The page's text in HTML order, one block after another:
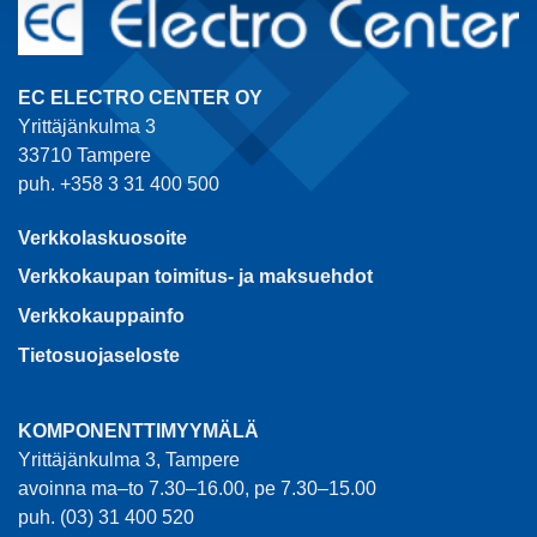
EC ELECTRO CENTER OY
Yrittäjänkulma 3
33710 Tampere
puh. +358 3 31 400 500
Verkkolaskuosoite
Verkkokaupan toimitus- ja maksuehdot
Verkkokauppainfo
Tietosuojaseloste
KOMPONENTTIMYYMÄLÄ
Yrittäjänkulma 3, Tampere
avoinna ma–to 7.30–16.00, pe 7.30–15.00
puh. (03) 31 400 520